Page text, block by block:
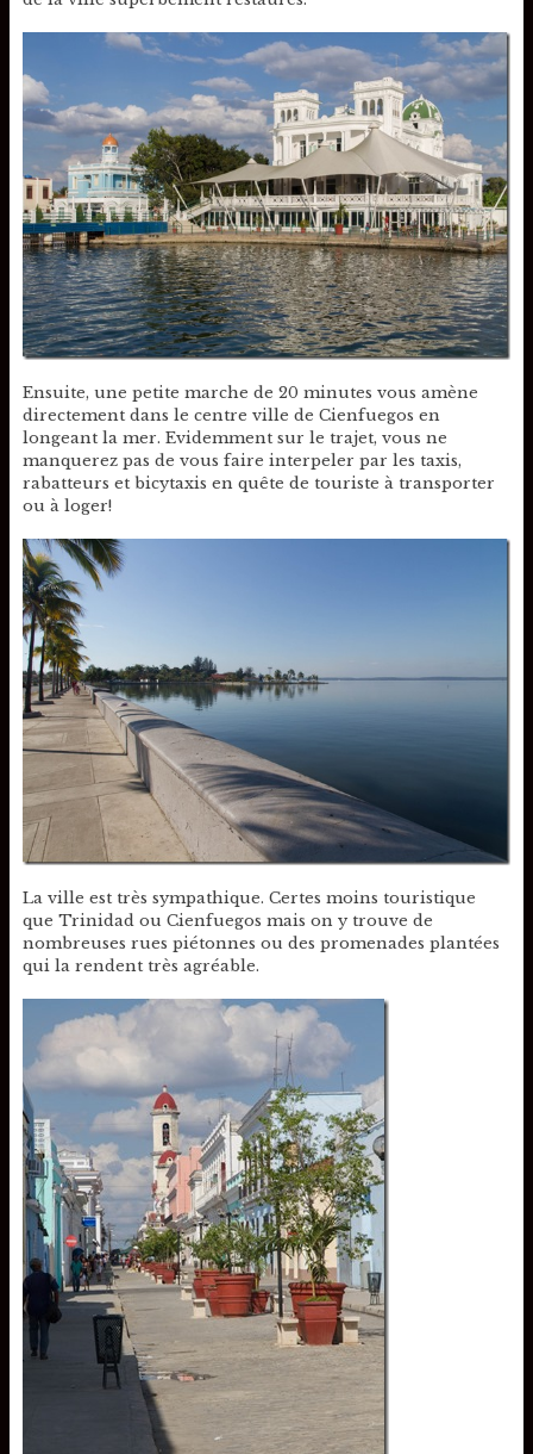
Ensuite, une petite marche de 20 minutes vous amène
directement dans le centre ville de Cienfuegos en
longeant la mer. Evidemment sur le trajet, vous ne
manquerez pas de vous faire interpeler par les taxis,
rabatteurs et bicytaxis en quête de touriste à transporter
ou à loger!
La ville est très sympathique. Certes moins touristique
que Trinidad ou Cienfuegos mais on y trouve de
nombreuses rues piétonnes ou des promenades plantées
qui la rendent très agréable.